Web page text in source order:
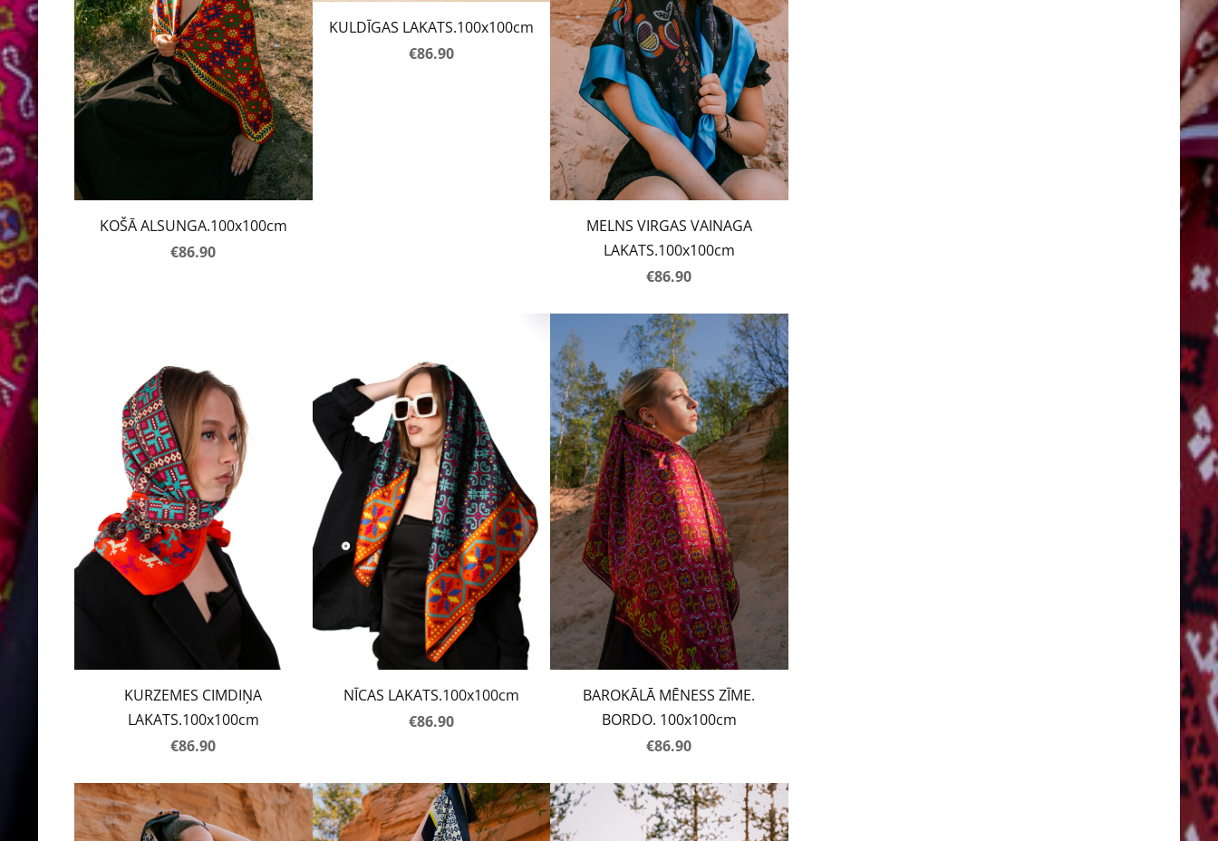
KOŠĀ ALSUNGA.100x100cm
€86.90
KULDĪGAS LAKATS.100x100cm
€86.90
MELNS VIRGAS VAINAGA
LAKATS.100x100cm
€86.90
KURZEMES CIMDIŅA
LAKATS.100x100cm
€86.90
NĪCAS LAKATS.100x100cm
€86.90
BAROKĀLĀ MĒNESS ZĪME.
BORDO. 100x100cm
€86.90